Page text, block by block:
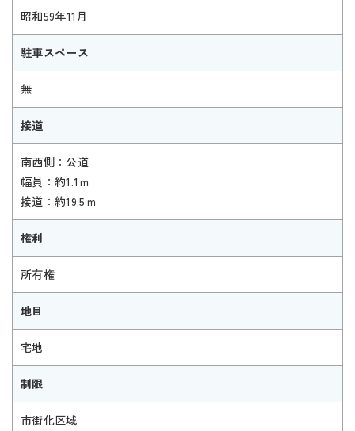
昭和59年11月
駐車スペース
無
接道
南西側：公道
幅員：約1.1ｍ
接道：約19.5ｍ
権利
所有権
地目
宅地
制限
市街化区域